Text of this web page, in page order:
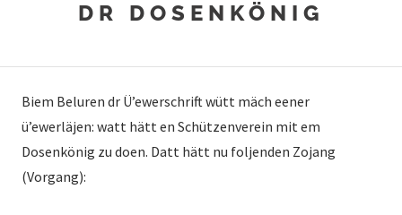
DR DOSENKÖNIG
Biem Beluren dr Ü’ewerschrift wütt mäch eener
ü’ewerläjen: watt hätt en Schützenverein mit em
Dosenkönig zu doen. Datt hätt nu foljenden Zojang
(Vorgang):